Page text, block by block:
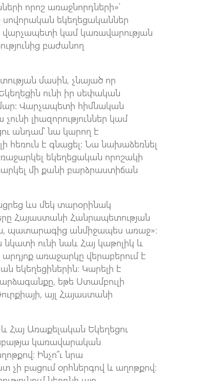
որոշ առաջնորդների»՝
սովորական եկեղեցականներ
կամ կառավարության
բաժանող
մասին, չնայած որ
ունի իր սեփական
Վարչապետի հիմնական
լիազորություններ կամ
անդամ՝ նա կարող է
է գնացել: Նա նախաձեռնել
եկեղեցական որոշակի
մի քանի բարձրաստիճան
ևս մեկ տարօրինակ
Հայաստանի Հանրապետության
պատարագից անմիջապես առաջ»։
նկատի ունի նաև Հայ կաթոլիկ և
առաջարկը վերաբերում է
եկեղեցիներին։ Կարելի է
եթե Ստամբուլի
այլ Հայաստանի
Հայ Առաքելական Եկեղեցու
կառավարական
Ինչո՞ւ նրա
չի բացում օրհներգով և աղոթքով։